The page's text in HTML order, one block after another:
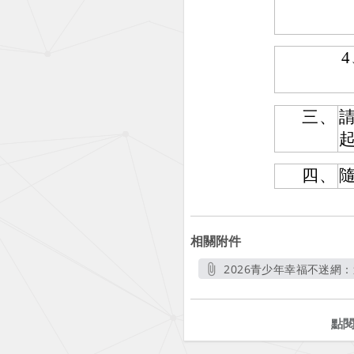
三、
四、
相關附件
2026青少年幸福不迷網
點